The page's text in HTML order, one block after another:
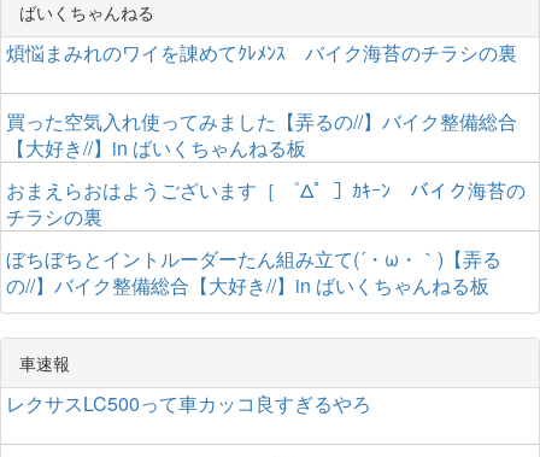
ばいくちゃんねる
煩悩まみれのワイを諌めてｸﾚﾒﾝｽ バイク海苔のチラシの裏
買った空気入れ使ってみました【弄るの//】バイク整備総合
【大好き//】in ばいくちゃんねる板
おまえらおはようございます［ ゜Δ゜］ｶｷｰﾝ バイク海苔の
チラシの裏
ぼちぼちとイントルーダーたん組み立て(´・ω・｀)【弄る
の//】バイク整備総合【大好き//】in ばいくちゃんねる板
車速報
レクサスLC500って車カッコ良すぎるやろ